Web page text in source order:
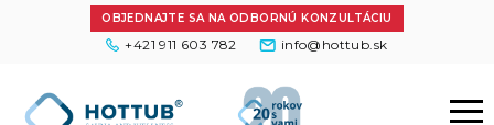
OBJEDNAJTE SA NA ODBORNÚ KONZULTÁCIU
+421 911 603 782 info@hottub.sk